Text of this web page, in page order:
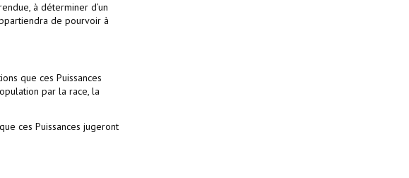
à déterminer d’un
de pourvoir à
que ces Puissances
par la race, la
ces Puissances jugeront